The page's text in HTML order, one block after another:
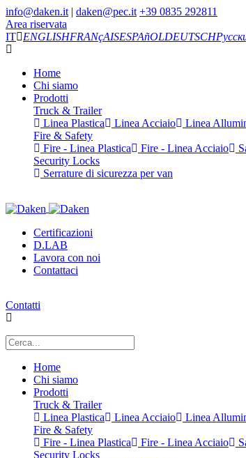
info@daken.it | daken@pec.it +39 0835 292811
Area riservata
IT
ENGLISHFRANçAISESPAñOLDEUTSCH
Home
Chi siamo
Prodotti
Truck & Trailer
Linea Plastica
Linea Acciaio Linea
Fire & Safety
Fire - Linea Plastica
Fire - Linea Acciaio
Security Locks
Serrature di sicurezza per van
Certificazioni
D.LAB
Lavora con noi
Contattaci
Contatti
Home
Chi siamo
Prodotti
Truck & Trailer
Linea Plastica
Linea Acciaio Linea
Fire & Safety
Fire - Linea Plastica
Fire - Linea Acciaio
Security Locks